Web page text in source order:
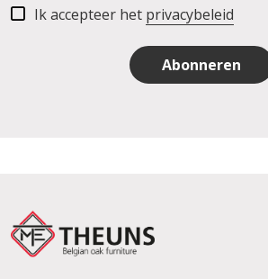
Ik accepteer het privacybeleid
Abonneren